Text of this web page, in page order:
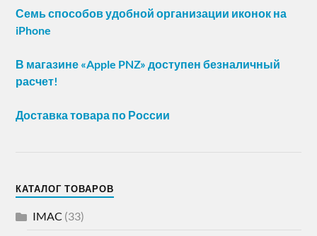
Семь способов удобной организации иконок на
iPhone
В магазине «Apple PNZ» доступен безналичный
расчет!
Доставка товара по России
КАТАЛОГ ТОВАРОВ
IMAC (33)